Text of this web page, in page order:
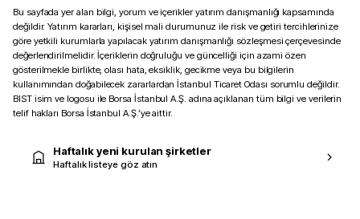
Bu sayfada yer alan bilgi, yorum ve içerikler yatırım danışmanlığı kapsamında
değildir. Yatırım kararları, kişisel mali durumunuz ile risk ve getiri tercihlerinize
göre yetkili kurumlarla yapılacak yatırım danışmanlığı sözleşmesi çerçevesinde
değerlendirilmelidir. İçeriklerin doğruluğu ve güncelliği için azami özen
gösterilmekle birlikte, olası hata, eksiklik, gecikme veya bu bilgilerin
kullanımından doğabilecek zararlardan İstanbul Ticaret Odası sorumlu değildir.
BIST isim ve logosu ile Borsa İstanbul A.Ş. adına açıklanan tüm bilgi ve verilerin
telif hakları Borsa İstanbul A.Ş.’ye aittir.
Haftalık yeni kurulan şirketler
Haftalık listeye göz atın